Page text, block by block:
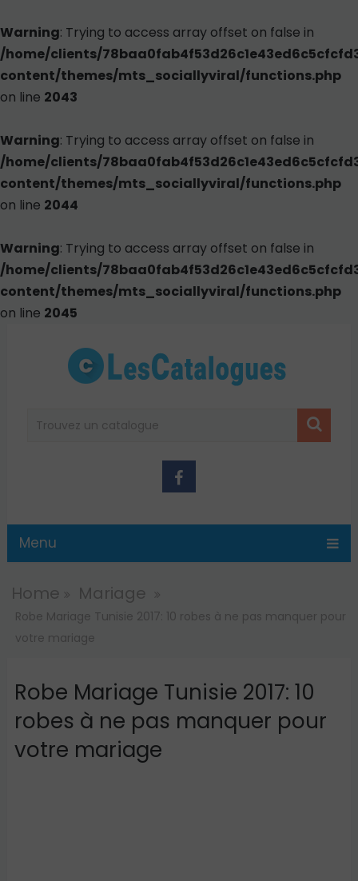
Warning: Trying to access array offset on false in
/home/clients/
content/themes/mts_sociallyviral/functions.php
on line 2043
Warning: Trying to access array offset on false in
/home/clients/
content/themes/mts_sociallyviral/functions.php
on line 2044
Warning: Trying to access array offset on false in
/home/clients/
content/themes/mts_sociallyviral/functions.php
on line 2045
Menu
Home Mariage
Robe Mariage Tunisie 2017: 10 robes à ne pas manquer pour
votre mariage
Robe Mariage Tunisie 2017: 10
robes à ne pas manquer pour
votre mariage